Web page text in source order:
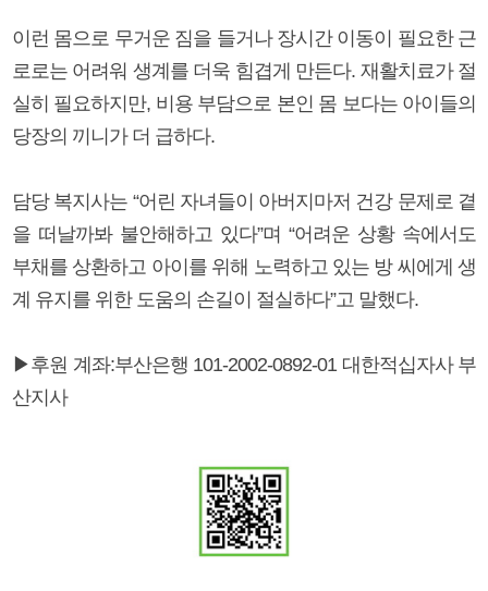
이런 몸으로 무거운 짐을 들거나 장시간 이동이 필요한 근
로로는 어려워 생계를 더욱 힘겹게 만든다. 재활치료가 절
실히 필요하지만, 비용 부담으로 본인 몸 보다는 아이들의
당장의 끼니가 더 급하다.
담당 복지사는 “어린 자녀들이 아버지마저 건강 문제로 곁
을 떠날까봐 불안해하고 있다”며 “어려운 상황 속에서도
부채를 상환하고 아이를 위해 노력하고 있는 방 씨에게 생
계 유지를 위한 도움의 손길이 절실하다”고 말했다.
▶후원 계좌:부산은행 101-2002-0892-01 대한적십자사 부
산지사